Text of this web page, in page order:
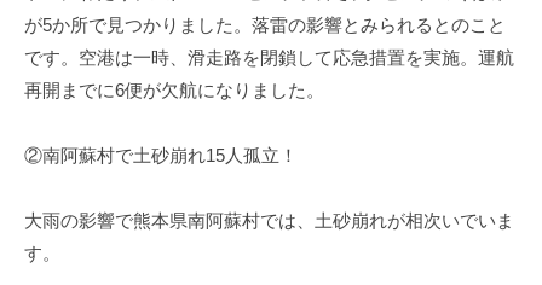
が5か所で見つかりました。落雷の影響とみられるとのこと
です。空港は一時、滑走路を閉鎖して応急措置を実施。運航
再開までに6便が欠航になりました。
②南阿蘇村で土砂崩れ15人孤立！
大雨の影響で熊本県南阿蘇村では、土砂崩れが相次いでいま
す。